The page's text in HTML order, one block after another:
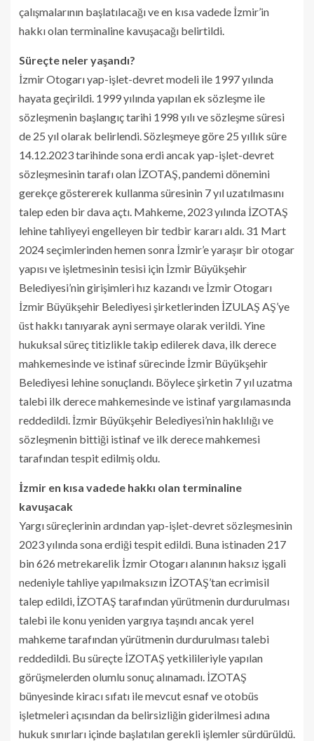
çalışmalarının başlatılacağı ve en kısa vadede İzmir’in
hakkı olan terminaline kavuşacağı belirtildi.
Süreçte neler yaşandı?
İzmir Otogarı yap-işlet-devret modeli ile 1997 yılında
hayata geçirildi. 1999 yılında yapılan ek sözleşme ile
sözleşmenin başlangıç tarihi 1998 yılı ve sözleşme süresi
de 25 yıl olarak belirlendi. Sözleşmeye göre 25 yıllık süre
14.12.2023 tarihinde sona erdi ancak yap-işlet-devret
sözleşmesinin tarafı olan İZOTAŞ, pandemi dönemini
gerekçe göstererek kullanma süresinin 7 yıl uzatılmasını
talep eden bir dava açtı. Mahkeme, 2023 yılında İZOTAŞ
lehine tahliyeyi engelleyen bir tedbir kararı aldı. 31 Mart
2024 seçimlerinden hemen sonra İzmir’e yaraşır bir otogar
yapısı ve işletmesinin tesisi için İzmir Büyükşehir
Belediyesi’nin girişimleri hız kazandı ve İzmir Otogarı
İzmir Büyükşehir Belediyesi şirketlerinden İZULAŞ AŞ’ye
üst hakkı tanıyarak ayni sermaye olarak verildi. Yine
hukuksal süreç titizlikle takip edilerek dava, ilk derece
mahkemesinde ve istinaf sürecinde İzmir Büyükşehir
Belediyesi lehine sonuçlandı. Böylece şirketin 7 yıl uzatma
talebi ilk derece mahkemesinde ve istinaf yargılamasında
reddedildi. İzmir Büyükşehir Belediyesi’nin haklılığı ve
sözleşmenin bittiği istinaf ve ilk derece mahkemesi
tarafından tespit edilmiş oldu.
İzmir en kısa vadede hakkı olan terminaline
kavuşacak
Yargı süreçlerinin ardından yap-işlet-devret sözleşmesinin
2023 yılında sona erdiği tespit edildi. Buna istinaden 217
bin 626 metrekarelik İzmir Otogarı alanının haksız işgali
nedeniyle tahliye yapılmaksızın İZOTAŞ’tan ecrimisil
talep edildi, İZOTAŞ tarafından yürütmenin durdurulması
talebi ile konu yeniden yargıya taşındı ancak yerel
mahkeme tarafından yürütmenin durdurulması talebi
reddedildi. Bu süreçte İZOTAŞ yetkilileriyle yapılan
görüşmelerden olumlu sonuç alınamadı. İZOTAŞ
bünyesinde kiracı sıfatı ile mevcut esnaf ve otobüs
işletmeleri açısından da belirsizliğin giderilmesi adına
hukuk sınırları içinde başlatılan gerekli işlemler sürdürüldü.